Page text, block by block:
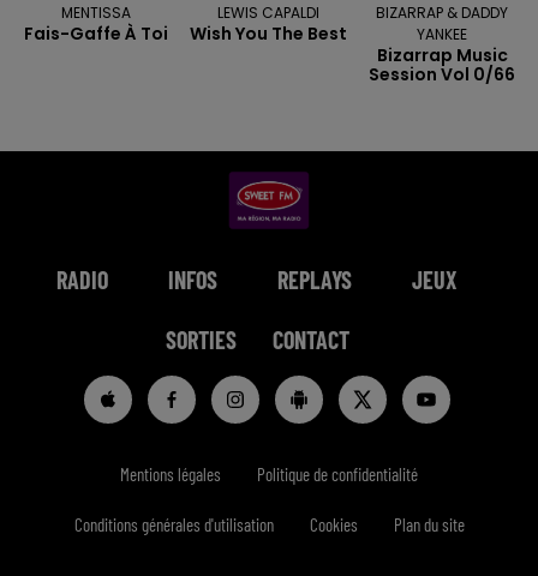
MENTISSA
Fais-Gaffe À Toi
LEWIS CAPALDI
Wish You The Best
BIZARRAP & DADDY
YANKEE
Bizarrap Music
Session Vol 0/66
RADIO INFOS REPLAYS JEUX
SORTIES CONTACT
Mentions légales Politique de confidentialité
Conditions générales d'utilisation Cookies Plan du site